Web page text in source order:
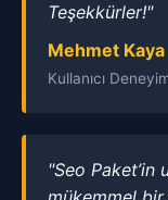
Teşekkürler!"
Mehmet Kaya
Kullanıcı
"Seo